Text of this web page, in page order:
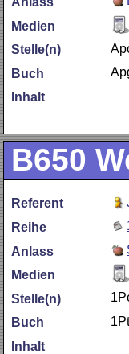
Medien
Stelle(n)
Buch
Inhalt
B650
Referent
Reihe
Anlass
Medien
Stelle(n)
Buch
Inhalt